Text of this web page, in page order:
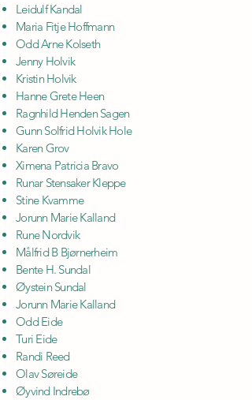
Leidulf Kandal
Maria Fitje Hoffmann
Odd Arne Kolseth
Jenny Holvik
Kristin Holvik
Hanne Grete Heen
Ragnhild Henden Sagen
Gunn Solfrid Holvik Hole
Karen Grov
Ximena Patricia Bravo
Runar Stensaker Kleppe
Stine Kvamme
Jorunn Marie Kalland
Rune Nordvik
Målfrid B Bjørnerheim
Bente H. Sundal
Øystein Sundal
Jorunn Marie Kalland
Odd Eide
Turi Eide
Randi Reed
Olav Søreide
Øyvind Indrebø